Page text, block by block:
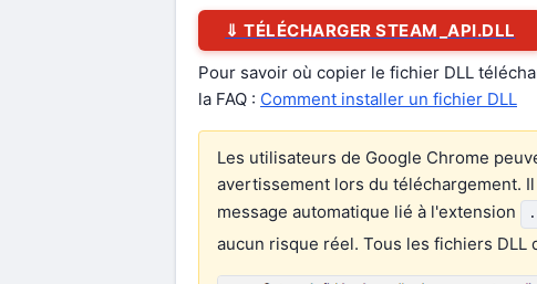
⇓ TÉLÉCHARGER STEAM_API.DLL
Pour savoir où copier le fichier DLL
la FAQ : Comment installer un fichier DLL
Les utilisateurs de Google Chrome
avertissement lors du téléchargement.
message automatique lié à l'extension
aucun risque réel. Tous les fichiers DLL